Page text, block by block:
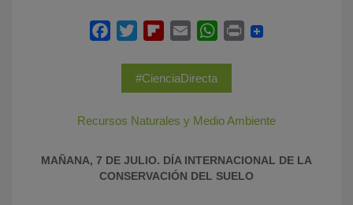
#CienciaDirecta
Recursos Naturales y Medio Ambiente
MAÑANA, 7 DE JULIO. DÍA INTERNACIONAL DE LA
CONSERVACIÓN DEL SUELO